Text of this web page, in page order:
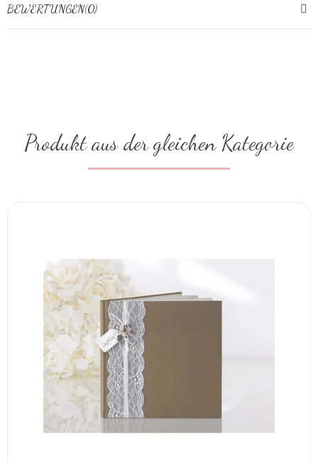
BEWERTUNGEN(0)
Produkt aus der gleichen Kategorie